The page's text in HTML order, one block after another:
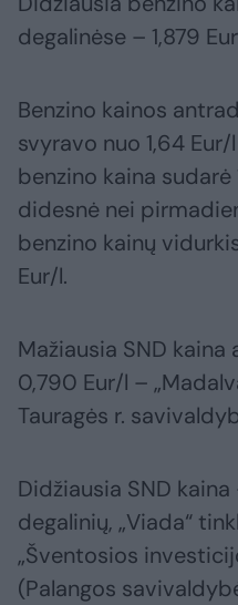
degalinėse – 1,879
Benzino kainos
svyravo nuo 1,64
benzino kaina sudarė
didesnė nei
benzino kainų
Eur/l.
Mažiausia SND
0,790 Eur/l –
Tauragės r.
Didžiausia SND kaina
degalinių, „Viada“
„Šventosios
(Palangos